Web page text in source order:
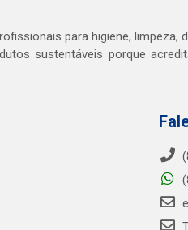
para higiene, limpeza,
sustentáveis porque